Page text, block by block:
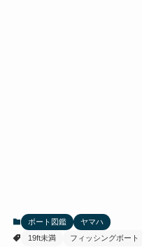
ボート図鑑
ヤマハ
19ft未満
フィッシングボート